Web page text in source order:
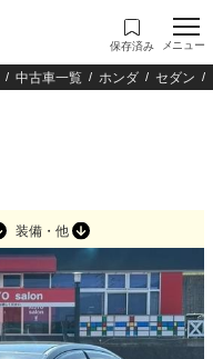
保存済み メニュー
中古車一覧 ホンダ セダン
装備・他